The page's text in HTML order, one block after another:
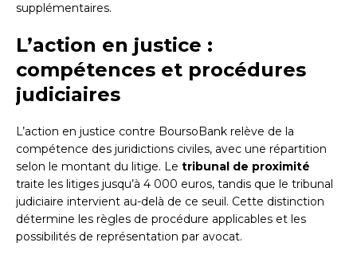
supplémentaires.
L’action en justice :
compétences et procédures
judiciaires
L’action en justice contre BoursoBank relève de la
compétence des juridictions civiles, avec une répartition
selon le montant du litige. Le tribunal de proximité
traite les litiges jusqu’à 4 000 euros, tandis que le tribunal
judiciaire intervient au-delà de ce seuil. Cette distinction
détermine les règles de procédure applicables et les
possibilités de représentation par avocat.